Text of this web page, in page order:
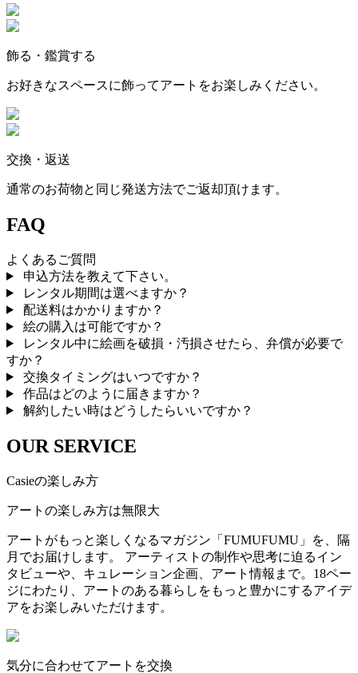
飾る・鑑賞する
お好きなスペースに飾ってアートをお楽しみください。
交換・返送
通常のお荷物と同じ発送方法でご返却頂けます。
FAQ
よくあるご質問
申込方法を教えて下さい。
レンタル期間は選べますか？
配送料はかかりますか？
絵の購入は可能ですか？
レンタル中に絵画を破損・汚損させたら、弁償が必要で
すか？
交換タイミングはいつですか？
作品はどのように届きますか？
解約したい時はどうしたらいいですか？
OUR SERVICE
Casieの楽しみ方
アートの楽しみ方は無限大
アートがもっと楽しくなるマガジン「FUMUFUMU」を、隔
月でお届けします。 アーティストの制作や思考に迫るイン
タビューや、キュレーション企画、アート情報まで。18ペー
ジにわたり、アートのある暮らしをもっと豊かにするアイデ
アをお楽しみいただけます。
気分に合わせてアートを交換